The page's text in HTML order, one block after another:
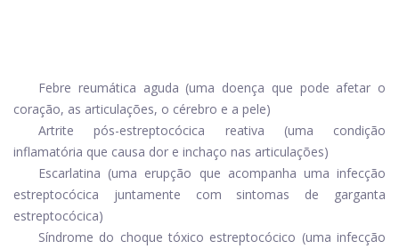
Febre reumática aguda (uma doença que pode afetar o
coração, as articulações, o cérebro e a pele)
Artrite pós-estreptocócica reativa (uma condição
inflamatória que causa dor e inchaço nas articulações)
Escarlatina (uma erupção que acompanha uma infecção
estreptocócica juntamente com sintomas de garganta
estreptocócica)
Síndrome do choque tóxico estreptocócico (uma infecção